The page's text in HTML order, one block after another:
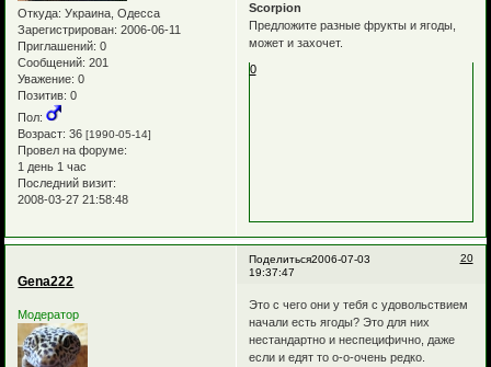
Откуда: Украина, Одесса
Зарегистрирован: 2006-06-11
Приглашений: 0
Сообщений: 201
Уважение: 0
Позитив: 0
Пол:
Возраст: 36[1990-05-14]
Провел на форуме:
1 день 1 час
Последний визит:
2008-03-27 21:58:48
Scorpion
Предложите разные фрукты и ягоды,
может и захочет.
0
Поделиться 20
2006-07-03
19:37:47
Gena222
Модератор
Это с чего они у тебя с удовольствием
начали есть ягоды? Это для них
нестандартно и неспецифично, даже
если и едят то о-о-очень редко.